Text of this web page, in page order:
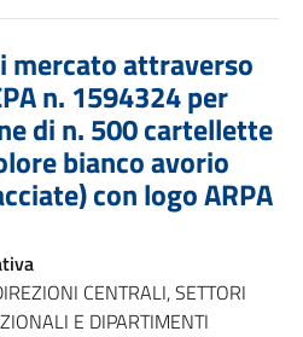
mercato attraverso
n. 1594324 per
di n. 500 cartellette
bianco avorio
con logo ARPA
CENTRALI, SETTORI
E DIPARTIMENTI